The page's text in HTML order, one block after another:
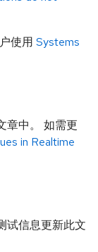
使用 Systems
章中。 如需更
in Realtime
试信息更新此文